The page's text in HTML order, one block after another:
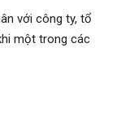
với công ty, tổ
một trong các